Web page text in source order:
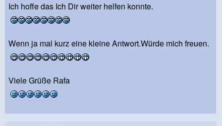
Ich hoffe das Ich Dir weiter helfen konnte.
Wenn ja mal kurz eine kleine Antwort.Würde mich freuen.
Viele Grüße Rafa